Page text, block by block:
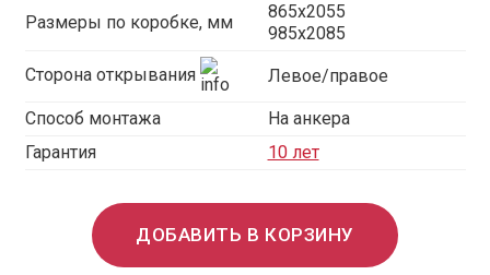
Размеры по коробке, мм
865x2055
985x2085
Сторона открывания Левое/правое
Способ монтажа
На анкера
Гарантия
10 лет
ДОБАВИТЬ В КОРЗИНУ